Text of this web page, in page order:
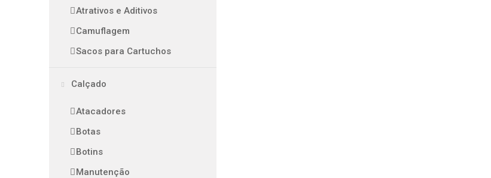
Atrativos e Aditivos
Camuflagem
Sacos para Cartuchos
Calçado
Atacadores
Botas
Botins
Manutenção